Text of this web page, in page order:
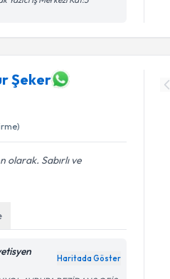
Şeker
olarak. Sabırlı ve
Haritada Göster